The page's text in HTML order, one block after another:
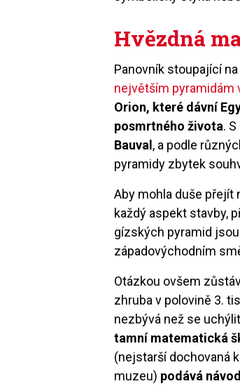
Hvězdná
Panovník stoupající
největším pyramidám
Orion, které dávní
posmrtného života.
Bauval , a podle
pyramidy zbytek
Aby mohla duše přejít
každý aspekt stavby,
gízských pyramid
západovýchodním
Otázkou ovšem
zhruba v polovině 3.
nezbývá než se
tamní matematická
(nejstarší dochovaná
muzeu) podává